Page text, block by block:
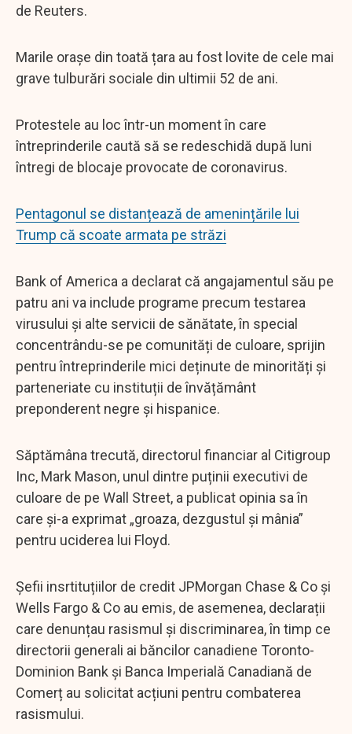
de Reuters.
Marile orașe din toată țara au fost lovite de cele mai
grave tulburări sociale din ultimii 52 de ani.
Protestele au loc într-un moment în care
întreprinderile caută să se redeschidă după luni
întregi de blocaje provocate de coronavirus.
Pentagonul se distanțează de amenințările lui
Trump că scoate armata pe străzi
Bank of America a declarat că angajamentul său pe
patru ani va include programe precum testarea
virusului și alte servicii de sănătate, în special
concentrându-se pe comunități de culoare, sprijin
pentru întreprinderile mici deținute de minorități și
parteneriate cu instituții de învățământ
preponderent negre și hispanice.
Săptămâna trecută, directorul financiar al Citigroup
Inc, Mark Mason, unul dintre puținii executivi de
culoare de pe Wall Street, a publicat opinia sa în
care și-a exprimat „groaza, dezgustul și mânia”
pentru uciderea lui Floyd.
Șefii insrtituțiilor de credit JPMorgan Chase & Co și
Wells Fargo & Co au emis, de asemenea, declarații
care denunțau rasismul și discriminarea, în timp ce
directorii generali ai băncilor canadiene Toronto-
Dominion Bank și Banca Imperială Canadiană de
Comerț au solicitat acțiuni pentru combaterea
rasismului.